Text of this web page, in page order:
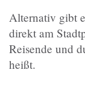
Alternativ gibt
direkt am
Reisende und
heißt.